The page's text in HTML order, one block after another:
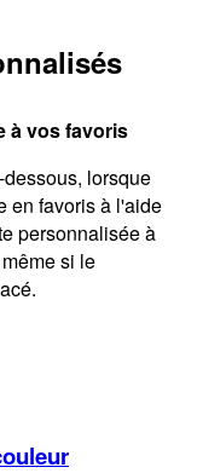
à vos favoris
lorsque
en favoris à l'aide
personnalisée à
si le